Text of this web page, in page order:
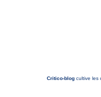
Critico-blog cultive les